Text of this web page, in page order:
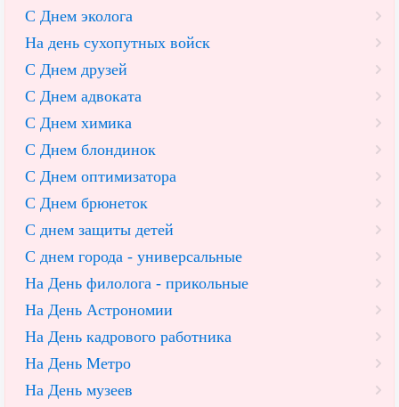
С Днем эколога
На день сухопутных войск
С Днем друзей
С Днем адвоката
С Днем химика
С Днем блондинок
С Днем оптимизатора
С Днем брюнеток
С днем защиты детей
С днем города - универсальные
На День филолога - прикольные
На День Астрономии
На День кадрового работника
На День Метро
На День музеев